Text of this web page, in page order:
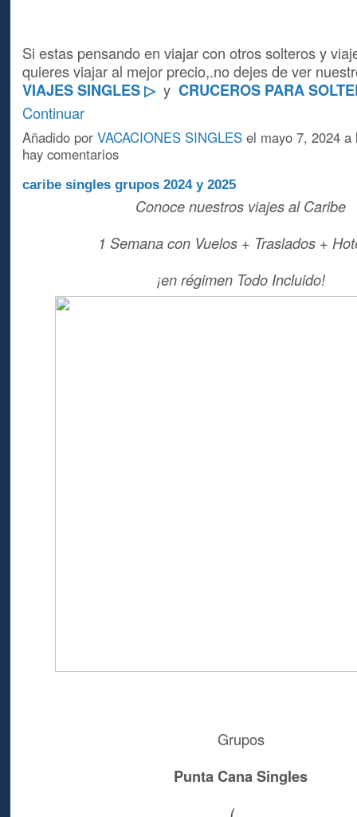
Si estas pensando en viajar con otros solteros y
quieres viajar al mejor precio,.no dejes de ver
VIAJES SINGLES ▷y CRUCEROS PARA
Continuar
Añadido por VACACIONES SINGLESel mayo 7, 2024
hay comentarios
caribe singles grupos 2024 y 2025
Conoce nuestros viajes al Caribe
1 Semana con Vuelos + Traslados +
¡en régimen Todo Incluido!
Grupos
Punta Cana Singles